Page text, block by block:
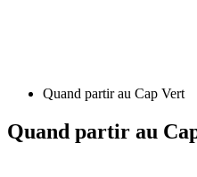
Quand partir au Cap Vert
Quand partir au